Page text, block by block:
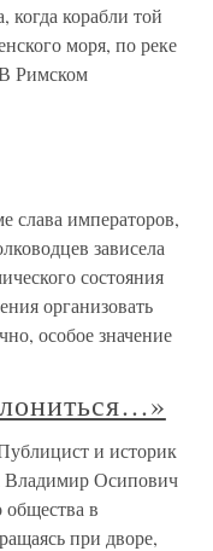
корабли той
моря, по реке
Римском
слава императоров,
зависела
состояния
организовать
особое значение
и историк
Владимир Осипович
в
при дворе,